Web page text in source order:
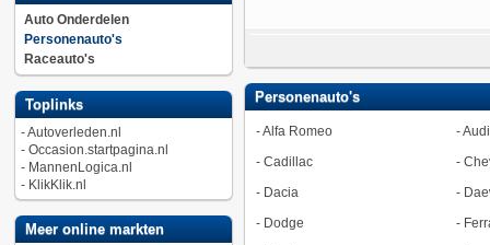
Auto Onderdelen
Personenauto's
Raceauto's
Toplinks
-Autoverleden.nl
- Occasion.startpagina.nl
- MannenLogica.nl
- KlikKlik.nl
Meer online markten
Personenauto's
-Alfa Romeo -Audi
- Cadillac -
- Dacia -
- Dodge -